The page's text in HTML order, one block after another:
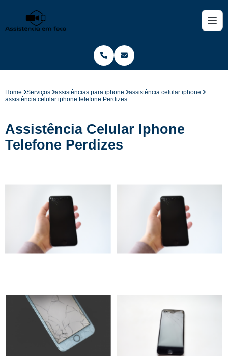
Home Serviços assistências para iphone
assistência celular iphone
assistência celular iphone telefone Perdizes
Assistência Celular Iphone
Telefone Perdizes